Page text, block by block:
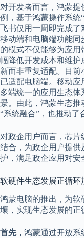
对开发者而言，鸿蒙
例，基于鸿蒙操作系统
飞书仅用一周即完成了
移动端和电脑端功能同
的模式不仅能够为应
幅降低开发成本和维护
新而非重复适配。目前
已适配电脑端。移动
多端统一的应用生态
景。由此，鸿蒙生态推
“系统融合”，也推动了
对政企用户而言，芯
结合，为政企用户提
护，满足政企应用对安
软硬件生态发展正循环
鸿蒙电脑的推出，为软
壤，实现生态发展的正
首先， 鸿蒙通过开放系